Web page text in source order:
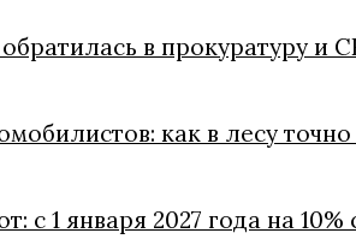
в прокуратуру и
как в лесу
с 1 января 2027 года на